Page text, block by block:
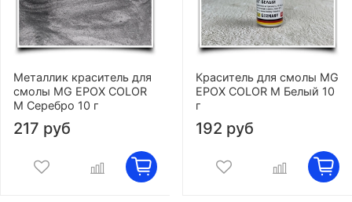
Металлик краситель для
смолы MG EPOX COLOR
M Серебро 10 г
217 руб
Краситель для смолы MG
EPOX COLOR M Белый 10
г
192 руб